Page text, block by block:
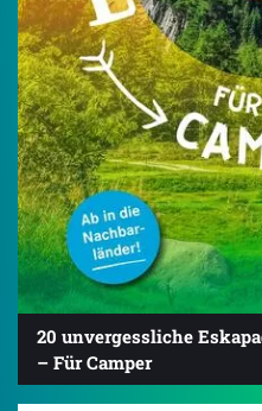
20 unvergessliche
– Für Camper